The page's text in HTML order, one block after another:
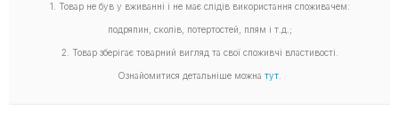
1. Товар не був у вживанні і не має слідів використання споживачем:
подряпин, сколів, потертостей, плям і т.д.;
2. Товар зберігає товарний вигляд та свої споживчі властивості.
Ознайомитися детальніше можна тут